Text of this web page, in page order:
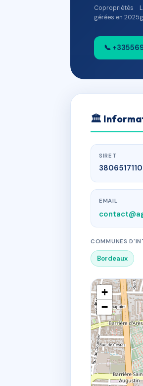
Copropriétés
gérées en 2025
📞
🏛
SIRET
EMAIL
COMMUNES
Bordeaux
+
−